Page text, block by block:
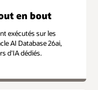
en bout
exécutés sur les
AI Database 26ai,
d'IA dédiés.